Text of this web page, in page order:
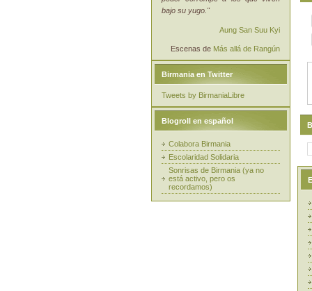
bajo su yugo."
Aung San Suu Kyi
Escenas de Más allá de Rangún
Birmania en Twitter
Tweets by BirmaniaLibre
Blogroll en español
Colabora Birmania
Escolaridad Solidaria
Sonrisas de Birmania (ya no
está activo, pero os
recordamos)